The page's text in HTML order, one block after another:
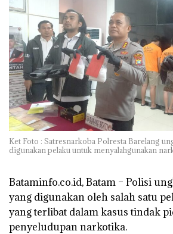
Ket Foto : Satresnarkoba Polresta Barelang
digunakan pelaku untuk menyalahgunakan
Bataminfo.co.id, Batam – Polisi
yang digunakan oleh salah satu
yang terlibat dalam kasus tindak
penyeludupan narkotika.